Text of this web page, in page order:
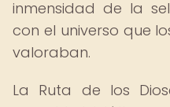
inmensidad de la
con el universo que
valoraban.
La Ruta de los